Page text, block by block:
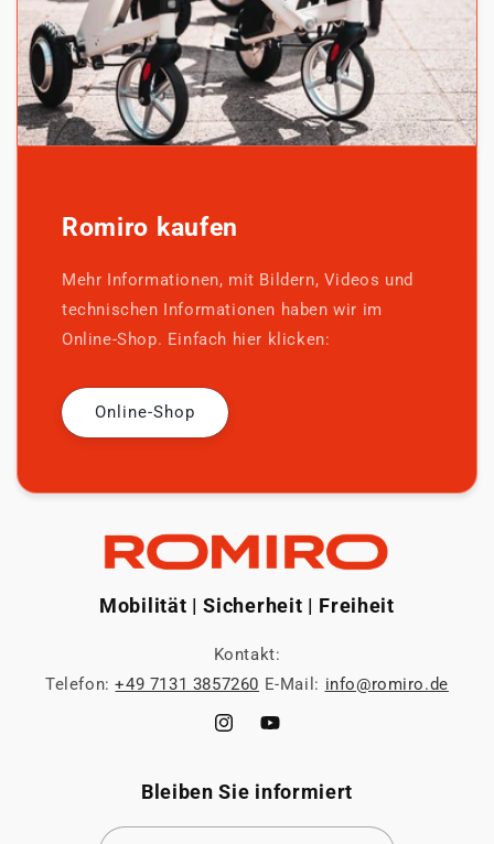
Romiro kaufen
Mehr Informationen, mit Bildern, Videos und
technischen Informationen haben wir im
Online-Shop. Einfach hier klicken:
Online-Shop
Mobilität | Sicherheit | Freiheit
Kontakt:
Telefon:+49 7131 3857260 E-Mail: info@romiro.de
InstagramYouTube
Bleiben Sie informiert